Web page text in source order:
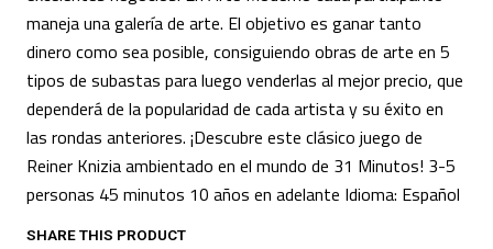
maneja una galería de arte. El objetivo es ganar tanto
dinero como sea posible, consiguiendo obras de arte en 5
tipos de subastas para luego venderlas al mejor precio, que
dependerá de la popularidad de cada artista y su éxito en
las rondas anteriores. ¡Descubre este clásico juego de
Reiner Knizia ambientado en el mundo de 31 Minutos! 3-5
personas 45 minutos 10 años en adelante Idioma: Español
SHARE THIS PRODUCT